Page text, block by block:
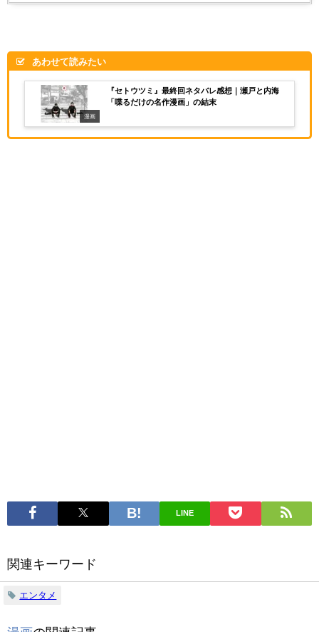
あわせて読みたい
漫画
『セトウツミ』最終回ネタバレ感想｜瀬戸と内海
「喋るだけの名作漫画」の結末
LINE
関連キーワード
エンタメ